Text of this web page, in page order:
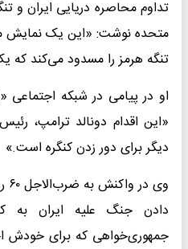
تداوم محاصره دریایی ایران و
متحده نوشت: «این یک
تنگه هرمز را مسدود می‌کند که
او در پیامی در شبکه
«این اقدام دونالد ترامپ،
دیگر برای دور زدن کنگره است.»
دادن جنگ علیه ایران به
جمهوری‌خواهی که برای خودش